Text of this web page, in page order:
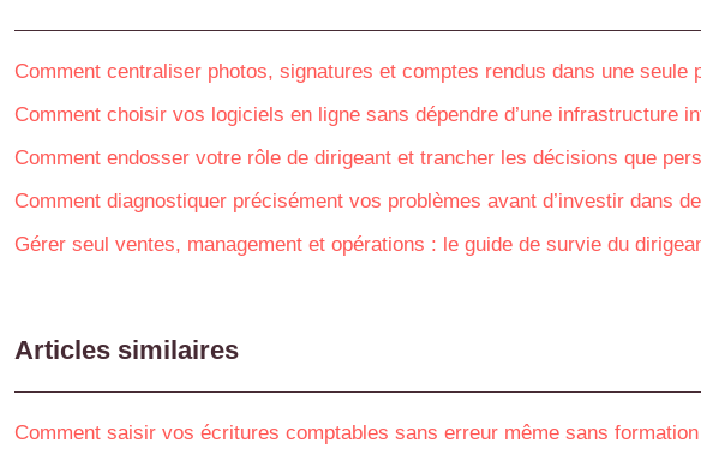
Comment centraliser photos, signatures et comptes rendus dans une seule
Comment choisir vos logiciels en ligne sans dépendre d’une infrastructure
Comment endosser votre rôle de dirigeant et trancher les décisions que
Comment diagnostiquer précisément vos problèmes avant d’investir dans
Gérer seul ventes, management et opérations : le guide de survie du
Articles similaires
Comment saisir vos écritures comptables sans erreur même sans